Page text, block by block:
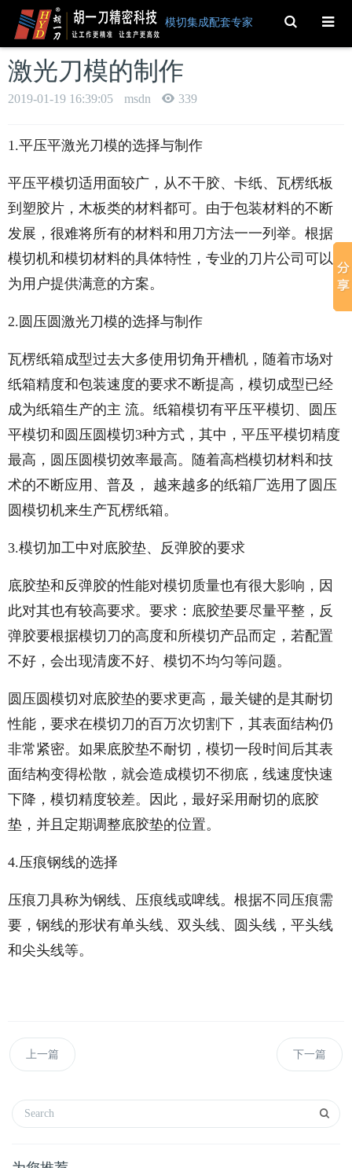
模切集成配套专家 Toggle
Search
激光刀模的制作
2019-01-19 16:39:05 msdn 339
1.平压平激光刀模的选择与制作
平压平模切适用面较广，从不干胶、卡纸、瓦楞纸板
到塑胶片，木板类的材料都可。由于包装材料的不断
发展，很难将所有的材料和用刀方法一一列举。根据
模切机和模切材料的具体特性，专业的刀片公司可以
为用户提供满意的方案。
2.圆压圆激光刀模的选择与制作
瓦楞纸箱成型过去大多使用切角开槽机，随着市场对
纸箱精度和包装速度的要求不断提高，模切成型已经
成为纸箱生产的主 流。纸箱模切有平压平模切、圆压
平模切和圆压圆模切3种方式，其中，平压平模切精度
最高，圆压圆模切效率最高。随着高档模切材料和技
术的不断应用、普及， 越来越多的纸箱厂选用了圆压
圆模切机来生产瓦楞纸箱。
3.模切加工中对底胶垫、反弹胶的要求
底胶垫和反弹胶的性能对模切质量也有很大影响，因
此对其也有较高要求。要求：底胶垫要尽量平整，反
弹胶要根据模切刀的高度和所模切产品而定，若配置
不好，会出现清废不好、模切不均匀等问题。
圆压圆模切对底胶垫的要求更高，最关键的是其耐切
性能，要求在模切刀的百万次切割下，其表面结构仍
非常紧密。如果底胶垫不耐切，模切一段时间后其表
面结构变得松散，就会造成模切不彻底，线速度快速
下降，模切精度较差。因此，最好采用耐切的底胶
垫，并且定期调整底胶垫的位置。
4.压痕钢线的选择
压痕刀具称为钢线、压痕线或啤线。根据不同压痕需
要，钢线的形状有单头线、双头线、圆头线，平头线
和尖头线等。
上一篇 下一篇